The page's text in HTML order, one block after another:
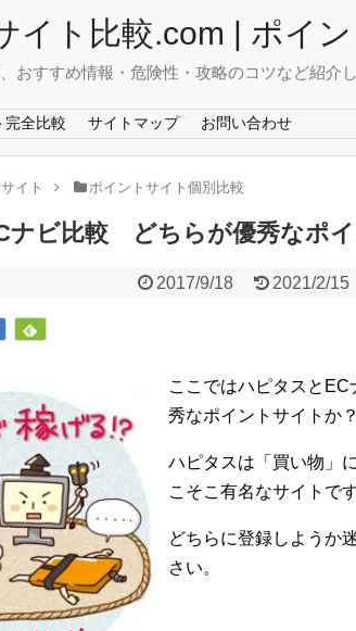
イト比較.com | ポイ
おすすめ情報・危険性・攻略のコツなど紹介し
完全比較 サイトマップ お問い合わせ
イト ポイントサイト個別比較
ナビ比較 どちらが優秀なポ
2017/9/18 2021/2/15
ここではハピタスと
秀なポイントサイトか
ハピタスは「買い物」
こそこ有名なサイトです
どちらに登録しようか
さい。